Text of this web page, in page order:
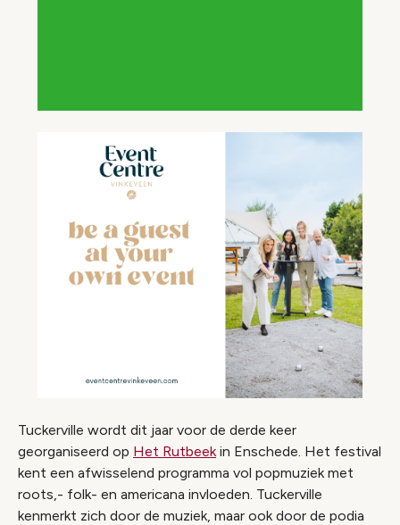
Tuckerville wordt dit jaar voor de derde keer
georganiseerd op Het Rutbeekin Enschede. Het festival
kent een afwisselend programma vol popmuziek met
roots,- folk- en americana invloeden. Tuckerville
kenmerkt zich door de muziek, maar ook door de podia